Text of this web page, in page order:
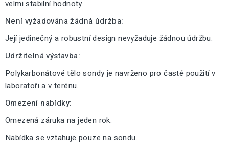
velmi stabilní hodnoty.
Není vyžadována žádná údržba:
Její jedinečný a robustní design nevyžaduje žádnou údržbu.
Udržitelná výstavba:
Polykarbonátové tělo sondy je navrženo pro časté použití v
laboratoři a v terénu.
Omezení nabídky:
Omezená záruka na jeden rok.
Nabídka se vztahuje pouze na sondu.